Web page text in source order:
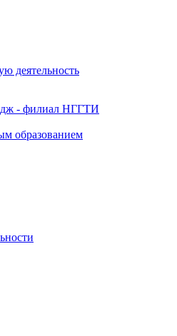
деятельность
- филиал НГГТИ
образованием